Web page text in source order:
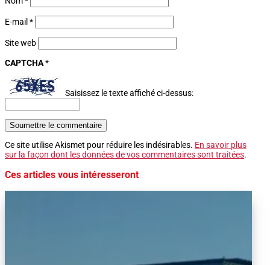
E-mail *
Site web
CAPTCHA*
Saisissez le texte affiché ci-dessus:
Soumettre le commentaire
Ce site utilise Akismet pour réduire les indésirables. En savoir plus
sur la façon dont les données de vos commentaires sont traitées.
Ces articles vous intéresseront